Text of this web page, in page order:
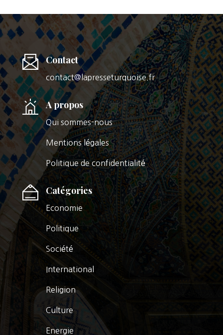
Contact
contact@lapresseturquoise.fr
A propos
Qui sommes-nous
Mentions légales
Politique de confidentialité
Catégories
Economie
Politique
Société
International
Religion
Culture
Energie